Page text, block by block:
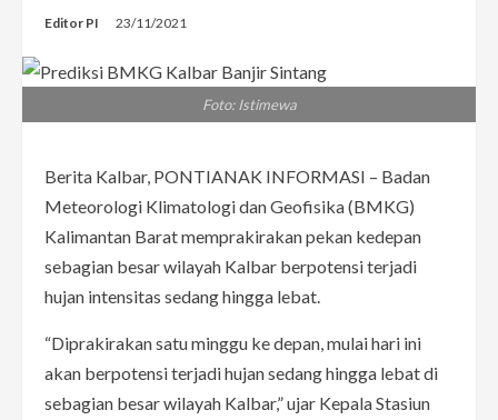
Editor PI 23/11/2021
Foto: Istimewa
Berita Kalbar, PONTIANAK INFORMASI – Badan
Meteorologi Klimatologi dan Geofisika (BMKG)
Kalimantan Barat memprakirakan pekan kedepan
sebagian besar wilayah Kalbar berpotensi terjadi
hujan intensitas sedang hingga lebat.
“Diprakirakan satu minggu ke depan, mulai hari ini
akan berpotensi terjadi hujan sedang hingga lebat di
sebagian besar wilayah Kalbar,” ujar Kepala Stasiun